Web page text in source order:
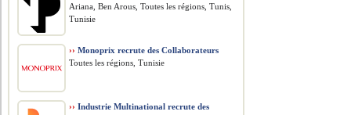
Ariana, Ben Arous, Toutes les régions, Tunis,
Tunisie
›› Monoprix recrute des Collaborateurs
Toutes les régions, Tunisie
›› Industrie Multinational recrute des